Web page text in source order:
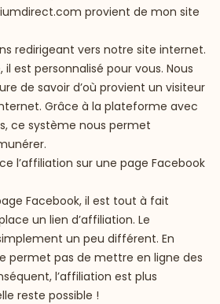
provient de mon site
redirigeant vers notre site internet.
est personnalisé pour vous. Nous
de savoir d’où provient un visiteur
Grâce à la plateforme avec
ce système nous permet
l’affiliation sur une page Facebook
Facebook, il est tout à fait
un lien d’affiliation. Le
un peu différent. En
permet pas de mettre en ligne des
l’affiliation est plus
reste possible !